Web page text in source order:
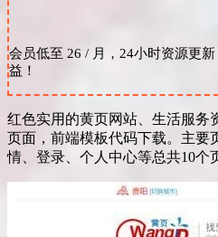
会员低至 26 / 月，24小时资源更新
益！
红色实用的黄页网站、生活服务
页面，前端模板代码下载。主要
情、登录、个人中心等总共10个